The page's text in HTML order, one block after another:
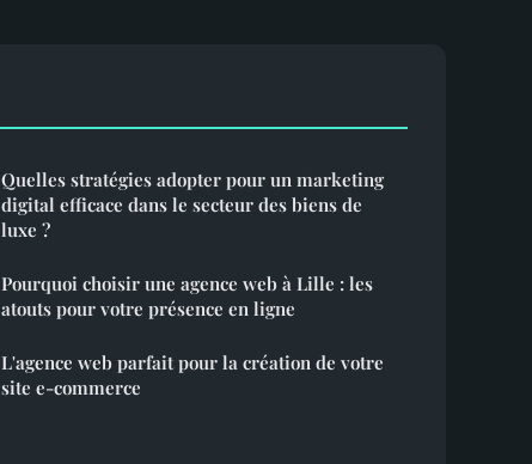
Quelles stratégies adopter pour un marketing
digital efficace dans le secteur des biens de
luxe ?
Pourquoi choisir une agence web à Lille : les
atouts pour votre présence en ligne
L'agence web parfait pour la création de votre
site e-commerce